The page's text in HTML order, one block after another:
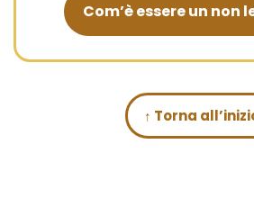
Com’è essere un non
↑ Torna